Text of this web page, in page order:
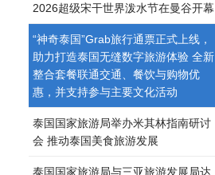
2026超级宋干世界泼水节在曼谷开幕
“神奇泰国”Grab旅行通票正式上线，
助力打造泰国无缝数字旅游体验 全新
整合套餐联通交通、餐饮与购物优
惠，并支持参与主要文化活动
泰国国家旅游局举办米其林指南研讨
会 推动泰国美食旅游发展
泰国国家旅游局与三亚旅游发展局达